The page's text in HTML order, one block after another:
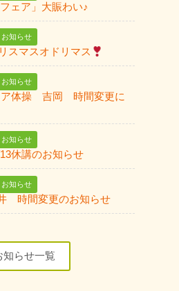
ェア」大賑わい♪
お知らせ
スマスオドリマス
お知らせ
ア体操 吉岡 時間変更に
お知らせ
休講のお知らせ
お知らせ
時間変更のお知らせ
知らせ一覧